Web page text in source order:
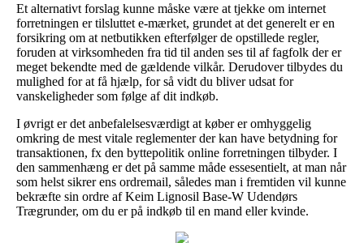
Et alternativt forslag kunne måske være at tjekke om internet
forretningen er tilsluttet e-mærket, grundet at det generelt er en
forsikring om at netbutikken efterfølger de opstillede regler,
foruden at virksomheden fra tid til anden ses til af fagfolk der er
meget bekendte med de gældende vilkår. Derudover tilbydes du
mulighed for at få hjælp, for så vidt du bliver udsat for
vanskeligheder som følge af dit indkøb.
I øvrigt er det anbefalelsesværdigt at køber er omhyggelig
omkring de mest vitale reglementer der kan have betydning for
transaktionen, fx den byttepolitik online forretningen tilbyder. I
den sammenhæng er det på samme måde essesentielt, at man når
som helst sikrer ens ordremail, således man i fremtiden vil kunne
bekræfte sin ordre af Keim Lignosil Base-W Udendørs
Trægrunder, om du er på indkøb til en mand eller kvinde.